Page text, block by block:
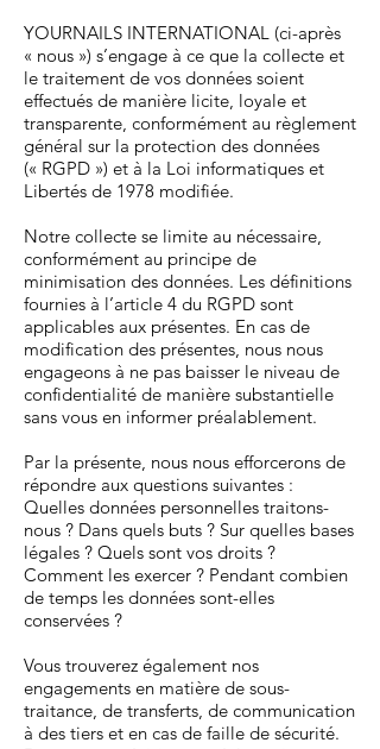
YOURNAILS INTERNATIONAL (ci-après
« nous ») s’engage à ce que la collecte et
le traitement de vos données soient
effectués de manière licite, loyale et
transparente, conformément au règlement
général sur la protection des données
(« RGPD ») et à la Loi informatiques et
Libertés de 1978 modifiée.
Notre collecte se limite au nécessaire,
conformément au principe de
minimisation des données. Les définitions
fournies à l’article 4 du RGPD sont
applicables aux présentes. En cas de
modification des présentes, nous nous
engageons à ne pas baisser le niveau de
confidentialité de manière substantielle
sans vous en informer préalablement.
Par la présente, nous nous efforcerons de
répondre aux questions suivantes :
Quelles données personnelles traitons-
nous ? Dans quels buts ? Sur quelles bases
légales ? Quels sont vos droits ?
Comment les exercer ? Pendant combien
de temps les données sont-elles
conservées ?
Vous trouverez également nos
engagements en matière de sous-
traitance, de transferts, de communication
à des tiers et en cas de faille de sécurité.